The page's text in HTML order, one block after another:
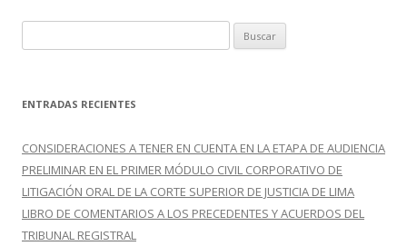
k r
u
c
r
:
ENTRADAS RECIENTES
CONSIDERACIONES A TENER EN CUENTA EN LA ETAPA DE AUDIENCIA
PRELIMINAR EN EL PRIMER MÓDULO CIVIL CORPORATIVO DE
LITIGACIÓN ORAL DE LA CORTE SUPERIOR DE JUSTICIA DE LIMA
LIBRO DE COMENTARIOS A LOS PRECEDENTES Y ACUERDOS DEL
TRIBUNAL REGISTRAL